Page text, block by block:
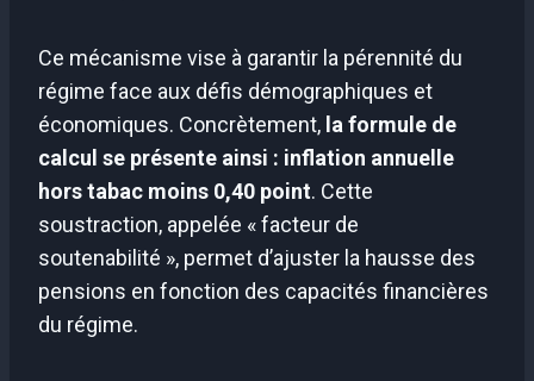
Ce mécanisme vise à garantir la pérennité du
régime face aux défis démographiques et
économiques. Concrètement, la formule de
calcul se présente ainsi : inflation annuelle
hors tabac moins 0,40 point. Cette
soustraction, appelée « facteur de
soutenabilité », permet d’ajuster la hausse des
pensions en fonction des capacités financières
du régime.